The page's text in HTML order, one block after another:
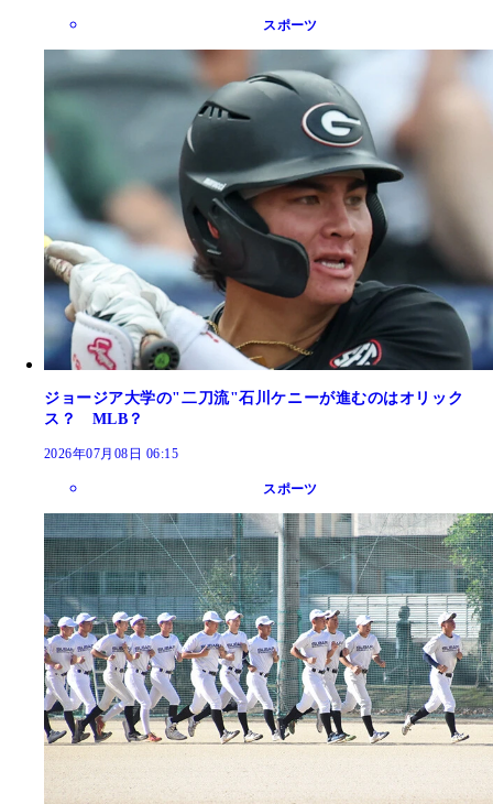
スポーツ
ジョージア大学の"二刀流"石川ケニーが進むのはオリック
ス？ MLB？
2026年07月08日 06:15
スポーツ